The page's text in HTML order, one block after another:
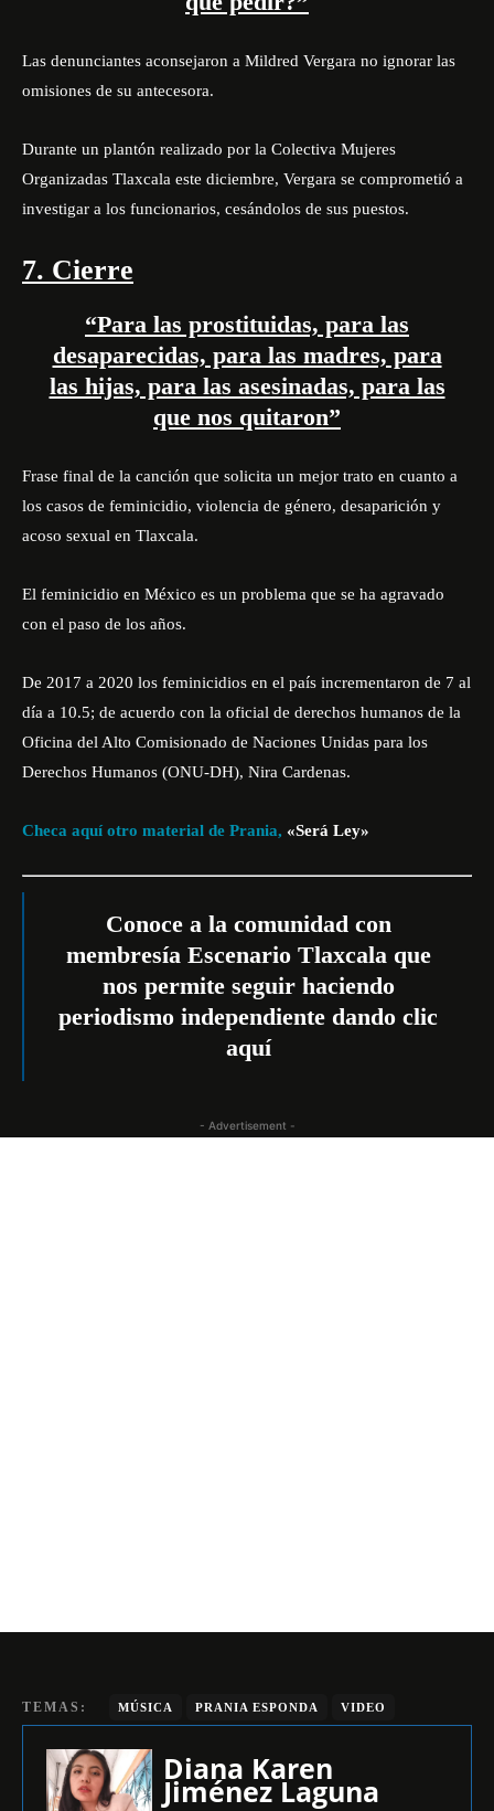
Las denunciantes aconsejaron a Mildred Vergara no ignorar las
omisiones de su antecesora.
Durante un plantón realizado por la Colectiva Mujeres
Organizadas Tlaxcala este diciembre, Vergara se comprometió a
investigar a los funcionarios, cesándolos de sus puestos.
7. Cierre
“Para las prostituidas, para las
desaparecidas, para las madres, para
las hijas, para las asesinadas, para las
que nos quitaron”
Frase final de la canción que solicita un mejor trato en cuanto a
los casos de feminicidio, violencia de género, desaparición y
acoso sexual en Tlaxcala.
El feminicidio en México es un problema que se ha agravado
con el paso de los años.
De 2017 a 2020 los feminicidios en el país incrementaron de 7 al
día a 10.5; de acuerdo con la oficial de derechos humanos de la
Oficina del Alto Comisionado de Naciones Unidas para los
Derechos Humanos (ONU-DH), Nira Cardenas.
Checa aquí otro material de Prania, «Será Ley»
Conoce a la comunidad con
membresía Escenario Tlaxcala que
nos permite seguir haciendo
periodismo independiente dando clic
aquí
- Advertisement -
TEMAS: MÚSICA PRANIA ESPONDA VIDEO
Diana Karen
Jiménez Laguna